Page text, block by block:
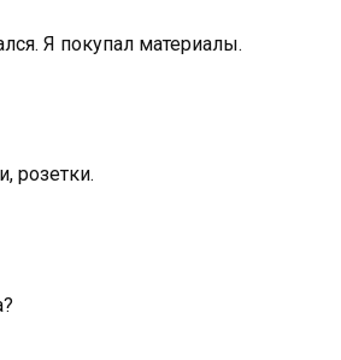
Я покупал материалы.
розетки.